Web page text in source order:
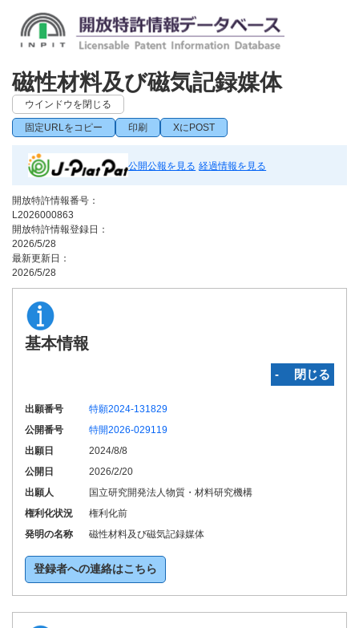
磁性材料及び磁気記録媒体
ウインドウを閉じる
固定URLをコピー 印刷 XにPOST
公開公報を見る 経過情報を見る
開放特許情報番号：
L2026000863
開放特許情報登録日：
2026/5/28
最新更新日：
2026/5/28
基本情報
‐ 閉じる
出願番号
特願2024-131829
公開番号
特開2026-029119
出願日
2024/8/8
公開日
2026/2/20
出願人
国立研究開発法人物質・材料研究機構
権利化状況
権利化前
発明の名称
磁性材料及び磁気記録媒体
登録者への連絡はこちら